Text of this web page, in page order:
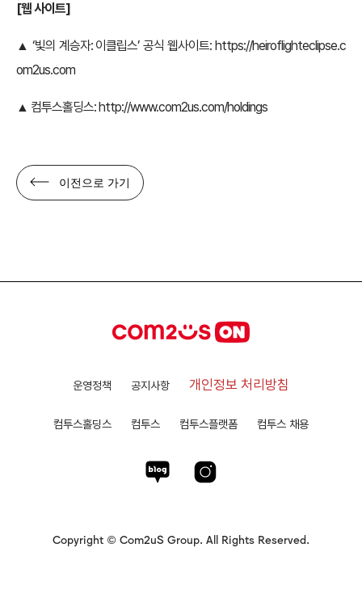
[웹 사이트]
▲ ‘빛의 계승자: 이클립스’ 공식 웹사이트: https://heiroflighteclipse.c
om2us.com
▲ 컴투스홀딩스:http://www.com2us.com/holdings
이전으로 가기
운영정책 공지사항 개인정보 처리방침
컴투스홀딩스 컴투스 컴투스플랫폼 컴투스 채용
Copyright © Com2uS Group. All Rights Reserved.